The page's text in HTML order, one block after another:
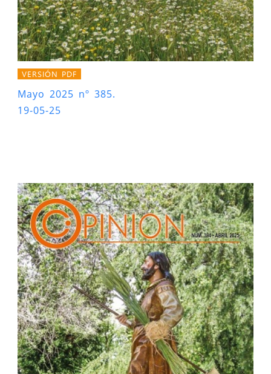
VERSIÓN PDF
Mayo 2025 nº 385.
19-05-25